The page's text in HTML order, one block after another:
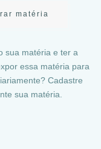
matéria
sua matéria e ter a
essa matéria para
Cadastre
sua matéria.